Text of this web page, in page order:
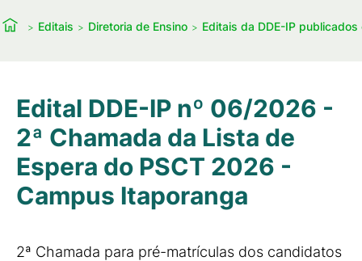
Editais Diretoria de Ensino Editais da DDE-IP
Edital DDE-IP nº 06/2026 -
2ª Chamada da Lista de
Espera do PSCT 2026 -
Campus Itaporanga
2ª Chamada para pré-matrículas dos candidatos